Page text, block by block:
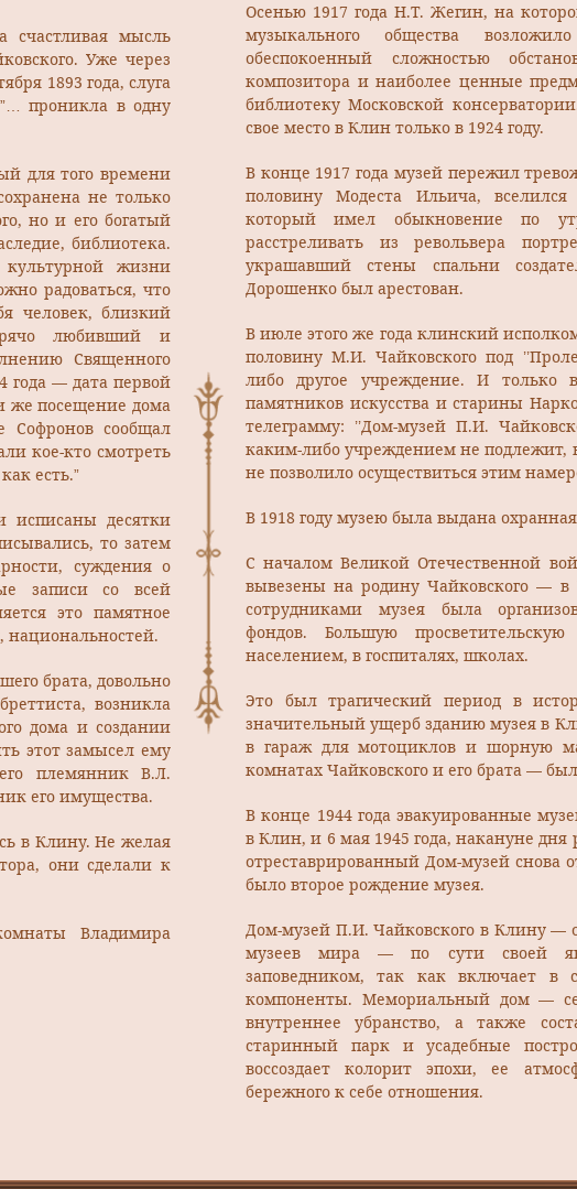
мысль
Уже через
1893 года, слуга
проникла в одну
для того времени
не только
но и его богатый
библиотека.
жизни
радоваться, что
человек, близкий
любивший и
Священного
года — дата первой
же посещение дома
Софронов сообщал
кое-кто смотреть
есть.”
исписаны десятки
то затем
суждения о
записи со всей
это памятное
национальностей.
брата, довольно
возникла
дома и создании
этот замысел ему
племянник В.Л.
его имущества.
в Клину. Не желая
они сделали к
Владимира
Осенью 1917 года Н.Т. Жегин, на
музыкального общества
обеспокоенный сложностью
композитора и наиболее ценные
библиотеку Московской
свое место в Клин только в 1924 году.
В конце 1917 года музей пережил
половину Модеста Ильича,
который имел обыкновение по
расстреливать из револьвера
украшавший стены спальни
Дорошенко был арестован.
В июле этого же года клинский
половину М.И. Чайковского под
либо другое учреждение. И только
памятников искусства и старины
телеграмму: ’’Дом-музей П.И.
каким-либо учреждением не подлежит,
не позволило осуществиться этим
В 1918 году музею была выдана
С началом Великой Отечественной
вывезены на родину Чайковского —
сотрудниками музея была
фондов. Большую
населением, в госпиталях, школах.
Это был трагический период в
значительный ущерб зданию музея в
в гараж для мотоциклов и шорную
комнатах Чайковского и его брата —
В конце 1944 года эвакуированные
в Клин, и 6 мая 1945 года, накануне
отреставрированный Дом-музей снова
было второе рождение музея.
Дом-музей П.И. Чайковского в Клину
музеев мира — по сути своей
заповедником, так как включает в
компоненты. Мемориальный дом —
внутреннее убранство, а также
старинный парк и усадебные
воссоздает колорит эпохи, ее
бережного к себе отношения.